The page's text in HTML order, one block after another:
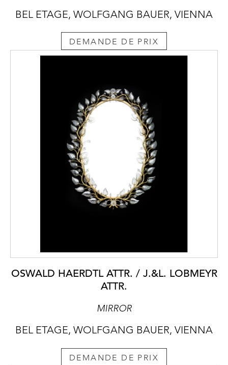
BEL ETAGE, WOLFGANG BAUER, VIENNA
DEMANDE DE PRIX
OSWALD HAERDTL ATTR. / J.&L. LOBMEYR
ATTR.
MIRROR
BEL ETAGE, WOLFGANG BAUER, VIENNA
DEMANDE DE PRIX